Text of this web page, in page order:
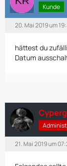
Kunde
20. Mai 2019 um
hättest du
Datum
21. Mai 2019 um